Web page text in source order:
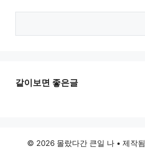
같이보면 좋은글
© 2026 몰랐다간 큰일 나• 제작됨